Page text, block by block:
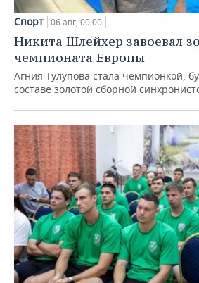
Спорт 06 авг, 00:00
Никита Шлейхер завоевал
чемпионата Европы
Агния Тулупова стала чемпионкой,
составе золотой сборной